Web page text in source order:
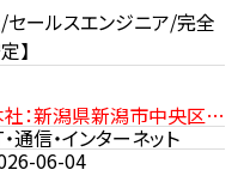
セールスエンジニア/完全
】
：新潟県新潟市中央区沼
2-11-21 JR信越本線「新
」より徒歩15分
通信・インターネット
06-04